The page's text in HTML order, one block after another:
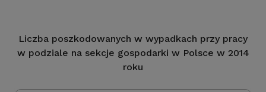
Liczba poszkodowanych w wypadkach przy pracy
w podziale na sekcje gospodarki w Polsce w 2014
roku